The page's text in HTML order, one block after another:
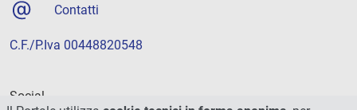
Contatti
C.F./P.Iva 00448820548
Social